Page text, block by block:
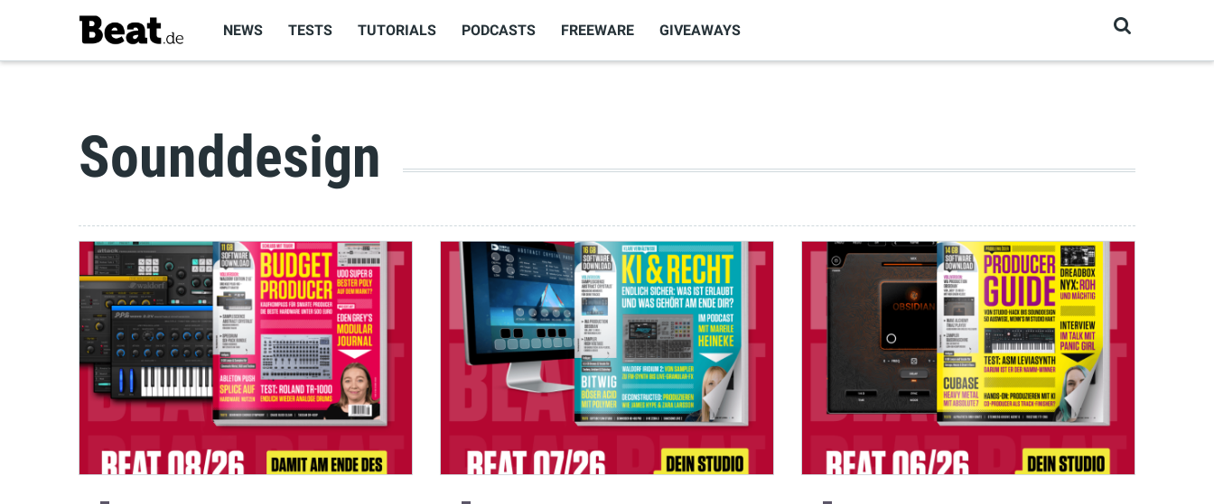
NEWS TESTS TUTORIALS PODCASTS FREEWARE GIVEAWAYS
Sounddesign